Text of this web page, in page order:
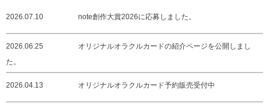
2026.07.10 note創作大賞2026に応募しました。
2026.06.25
オリジナルオラクルカードの紹介ページを公開しまし
た。
2026.04.13 オリジナルオラクルカード予約販売受付中